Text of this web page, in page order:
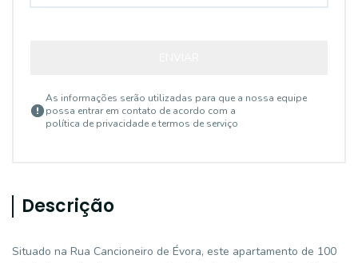
As informações serão utilizadas para que a nossa equipe
possa entrar em contato de acordo com a
política de privacidade e termos de serviço
Descrição
Situado na Rua Cancioneiro de Évora, este apartamento de 100